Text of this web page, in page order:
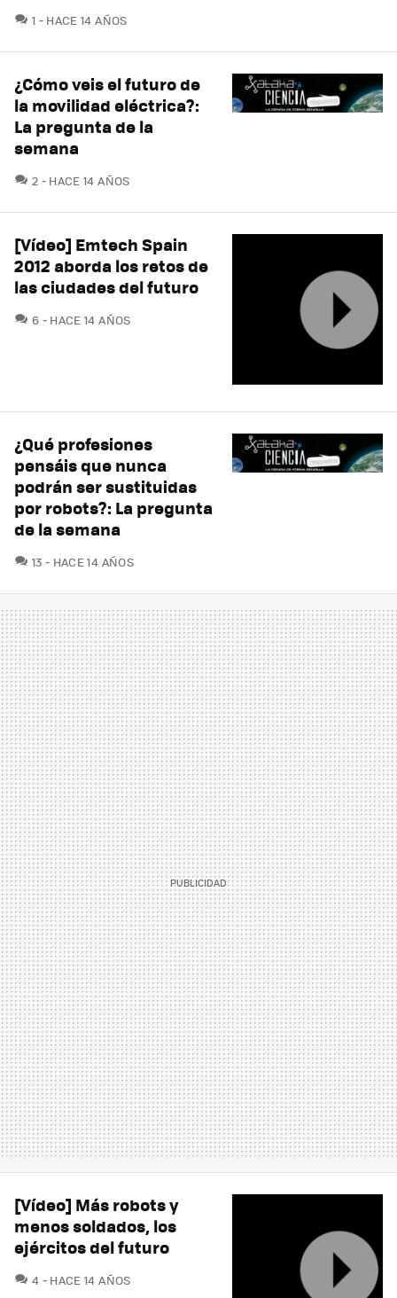
1 COMENTARIOS
HACE 14 AÑOS
¿Cómo veis el futuro de
la movilidad eléctrica?:
La pregunta de la
semana
2 COMENTARIOS
HACE 14 AÑOS
[Vídeo] Emtech Spain
2012 aborda los retos de
las ciudades del futuro
6 COMENTARIOS
HACE 14 AÑOS
¿Qué profesiones
pensáis que nunca
podrán ser sustituidas
por robots?: La pregunta
de la semana
13 COMENTARIOS
HACE 14 AÑOS
[Vídeo] Más robots y
menos soldados, los
ejércitos del futuro
4 COMENTARIOS
HACE 14 AÑOS